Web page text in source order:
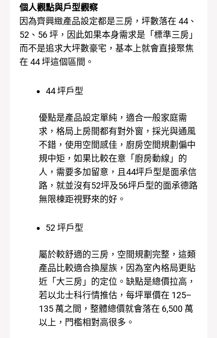
個人觀點與戶型觀察
因為齊興緻產品設定都是三房，坪數落在 44、
52、56 坪，因此如果本身需求是「標準三房」
而不是追求大坪數豪宅，基本上就會直接聚焦
在 44 坪這個區間。
44 坪戶型
優點是產品設定單純，適合一般家庭需
求，格局上房間都有對外窗，採光與通風
不錯，使用空間感佳，廚房空間規劃偏中
規中矩，如果比較在意「廚房動線」的
人，需要多加留意，且44坪戶型是面承信
路，就並沒有52坪及56坪戶型的面承德路
無限棟距視野來的好。
52 坪戶型
屬於較舒適的三房，空間規劃完整，這類
產品比較適合換屋族，因為室內格局更貼
近「大三房」的定位。 缺點是總價拉高，
若以北士科行情推估，每坪單價在 125–
135 萬之間，整體總價就會落在 6,500 萬
以上，門檻相對高很多。